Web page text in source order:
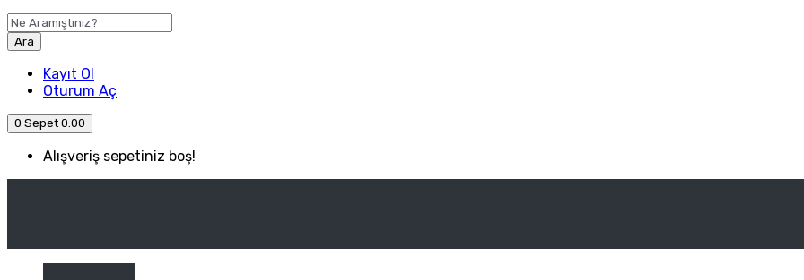
Ara
Kayıt Ol
Oturum Aç
0 Sepet 0.00
Alışveriş sepetiniz boş!
Kategori